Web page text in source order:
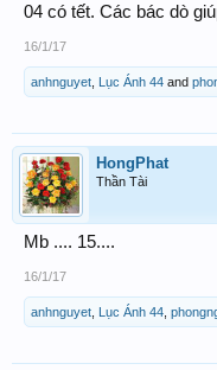
04 có tết. Các bác dò
16/1/17
anhnguyet Lục Ánh 44 and
HongPhat
Thần Tài
Mb .... 15....
16/1/17
anhnguyet Lục Ánh 44